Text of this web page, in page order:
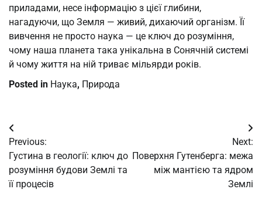
приладами, несе інформацію з цієї глибини,
нагадуючи, що Земля — живий, дихаючий організм. Її
вивчення не просто наука — це ключ до розуміння,
чому наша планета така унікальна в Сонячній системі
й чому життя на ній триває мільярди років.
Posted in Наука, Природа
Post
navigation
Previous:
Густина в геології: ключ до
розуміння будови Землі та
її процесів
Next:
Поверхня Гутенберга: межа
між мантією та ядром
Землі